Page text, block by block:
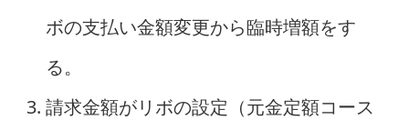
ボの支払い金額変更から臨時増額をす
る。
請求金額がリボの設定（元金定額コース